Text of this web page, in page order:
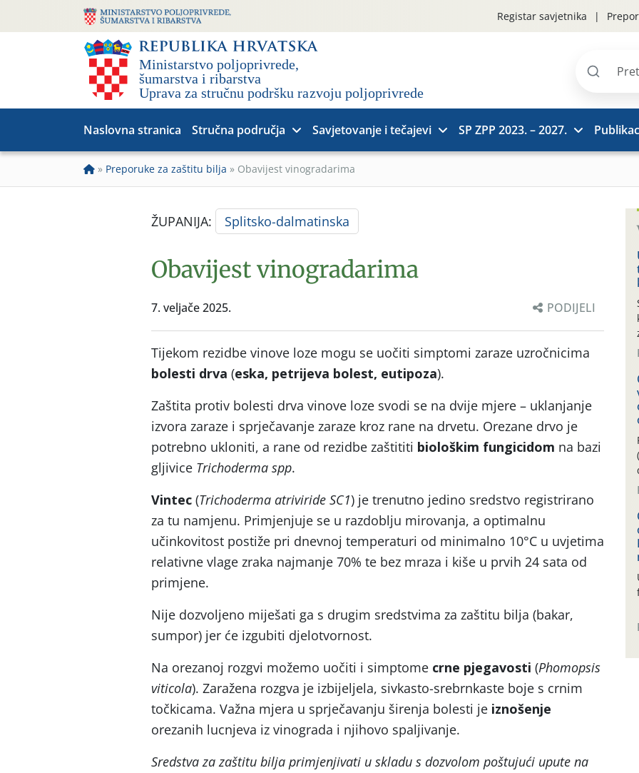
Registar savjetnika
Pretraži
Naslovna stranica Stručna područja Savjetovanje i tečajevi SP ZPP 2023. – 2027.
» Preporuke za zaštitu bilja » Obavijest vinogradarima
ŽUPANIJA: Splitsko-dalmatinska
Obavijest vinogradarima
7. veljače 2025. PODIJELI
Tijekom rezidbe vinove loze mogu se uočiti simptomi zaraze uzročnicima
bolesti drva (eska, petrijeva bolest, eutipoza).
Zaštita protiv bolesti drva vinove loze svodi se na dvije mjere – uklanjanje
izvora zaraze i sprječavanje zaraze kroz rane na drvetu. Orezane drvo je
potrebno ukloniti, a rane od rezidbe zaštititi biološkim fungicidom na bazi
gljivice Trichoderma spp.
Vintec (Trichoderma atriviride SC1) je trenutno jedino sredstvo registrirano
za tu namjenu. Primjenjuje se u razdoblju mirovanja, a optimalnu
učinkovitost postiže pri dnevnoj temperaturi od minimalno 10°C u uvjetima
relativne vlage zraka najmanje 70% te bez mraza i kiše u prvih 24 sata od
primjene.
Nije dozvoljeno miješati ga s drugim sredstvima za zaštitu bilja (bakar,
sumpor) jer će izgubiti djelotvornost.
Na orezanoj rozgvi možemo uočiti i simptome crne pjegavosti (Phomopsis
viticola). Zaražena rozgva je izbijeljela, sivkasto-srebrnkaste boje s crnim
točkicama. Važna mjera u sprječavanju širenja bolesti je iznošenje
orezanih lucnjeva iz vinograda i njihovo spaljivanje.
Sredstva za zaštitu bilja primjenjivati u skladu s dozvolom poštujući upute na